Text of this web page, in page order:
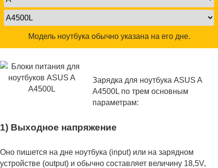
Модель ноутбука обычно указана на его дне.
Зарядка для ноутбука ASUS A
A4500L по трем основным
параметрам:
1) Выходное напряжение
Оно пишется на дне ноутбука (input) или на зарядном
устройстве (output) и обычно составляет величину 18,5V,